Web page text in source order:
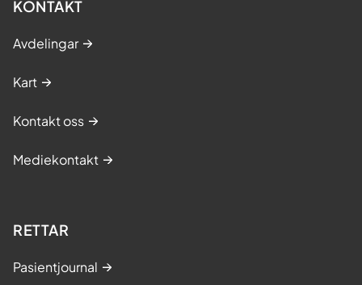
KONTAKT
Avdelingar
Kart
Kontakt oss
Mediekontakt
RETTAR
Pasientjournal